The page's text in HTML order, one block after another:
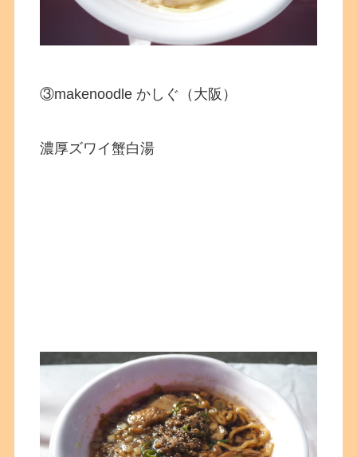
③makenoodle かしぐ（大阪）
濃厚ズワイ蟹白湯